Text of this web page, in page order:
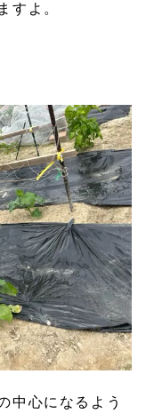
すよ。
中心になるよう